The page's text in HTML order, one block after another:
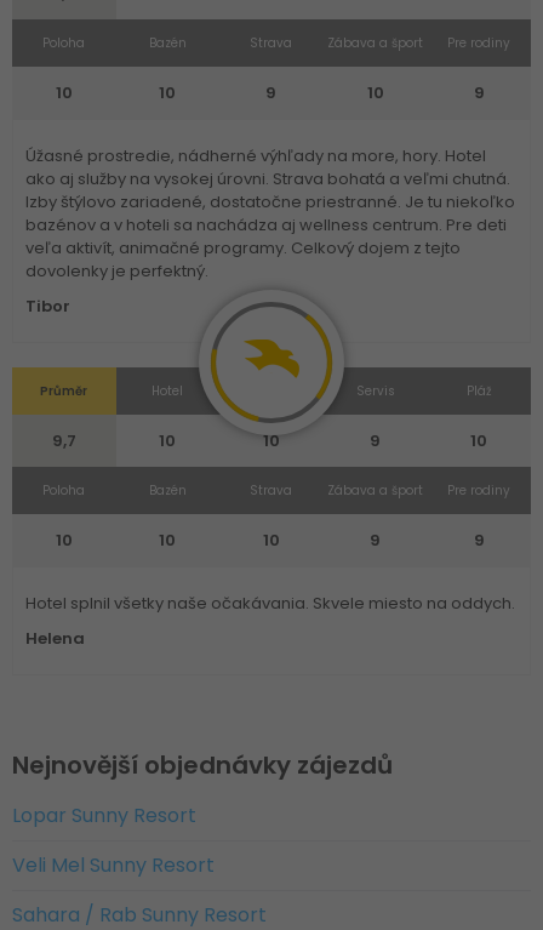
Poloha
10
Bazén
10
Strava
9
Zábava a šport
10
Pre rodiny
9
Úžasné prostredie, nádherné výhľady na more, hory. Hotel
ako aj služby na vysokej úrovni. Strava bohatá a veľmi chutná.
Izby štýlovo zariadené, dostatočne priestranné. Je tu niekoľko
bazénov a v hoteli sa nachádza aj wellness centrum. Pre deti
veľa aktivít, animačné programy. Celkový dojem z tejto
dovolenky je perfektný.
Tibor
Průměr
9,7
Hotel
10 10
Servis
9
Pláž
10
Poloha
10
Bazén
10
Strava
10
Zábava a šport
9
Pre rodiny
9
Hotel splnil všetky naše očakávania. Skvele miesto na oddych.
Helena
Nejnovější objednávky zájezdů
Lopar Sunny Resort
Veli Mel Sunny Resort
Sahara / Rab Sunny Resort